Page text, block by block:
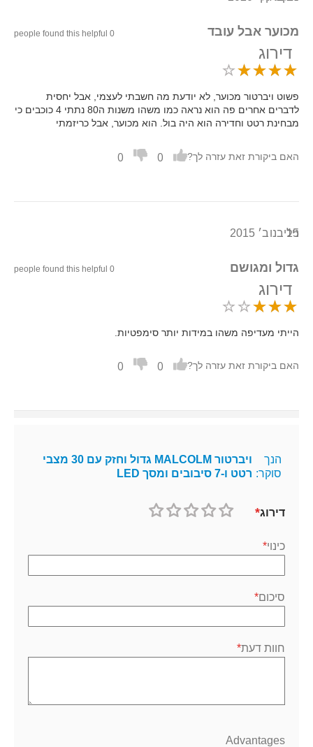
מכוער אבל עובד 0 people found this helpful
דירוג
פשוט ויברטור מכוער, לא יודעת מה חשבתי לעצמי, אבל יחסית
לדברים אחרים פה הוא נראה כמו משהו משנות ה80 נתתי 4 כוכבים כי
מבחינת רטט וחדירה הוא היה בול. הוא מכוער, אבל כריזמתי
האם ביקורת זאת עזרה לך? 0
0
נילי
15 בנוב׳ 2015
גדול ומגושם 0 people found this helpful
דירוג
הייתי מעדיפה משהו במידות יותר סימפטיות.
האם ביקורת זאת עזרה לך? 0
0
הנך
סוקר:
ויברטור MALCOLM גדול וחזק עם 30 מצבי
רטט ו-7 סיבובים ומסך LED
דירוג
כינוי
סיכום
חוות דעת
Advantages